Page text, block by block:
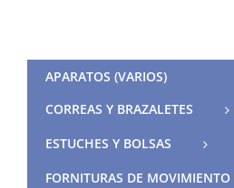
APARATOS (VARIOS)
CORREAS Y BRAZALETES
ESTUCHES Y BOLSAS
FORNITURAS DE MOVIMIENTO